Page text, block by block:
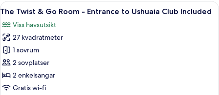
Öppna
alla
foton
för
The
Twist
&
Go
Ett hotellrum med en säng, en röd
7
The Twist & Go Room - Entrance to Ushuaia Club Included
Viss havsutsikt
27 kvadratmeter
1 sovrum
2 sovplatser
2 enkelsängar
Gratis wi-fi